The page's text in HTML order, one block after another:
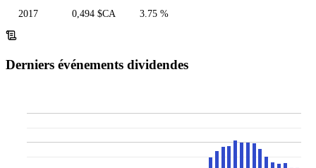
2017 0,494 $CA 3.75 %
Derniers événements dividendes